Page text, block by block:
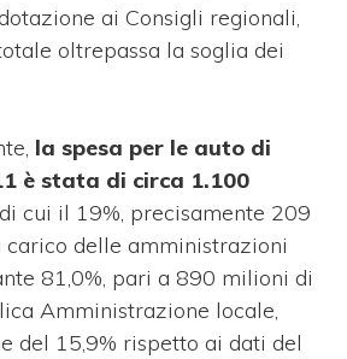
ai Consigli regionali,
oltrepassa la soglia dei
la spesa per le auto di
è stata di circa 1.100
, di cui il 19%, precisamente 209
carico delle amministrazioni
81,0%, pari a 890 milioni di
Amministrazione locale,
del 15,9% rispetto ai dati del